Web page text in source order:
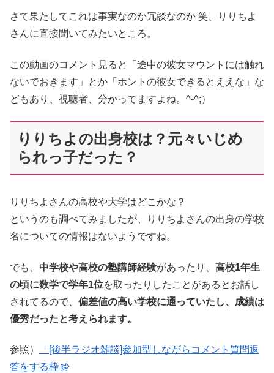
さて果たしてこれは事実なのか冗談なのか 笑、りりちよ
さんに直接聞いてみたいところ。
この動画のコメント見ると「途中の彼女マウントには触れ
ないでおきます」とか「ホントの彼女できるとええな」な
どもあり、視聴者、分かってますよね。^-^;）
りりちよの出身校は？元々いじめ
られっ子だった？
りりちよさんの高校や大学はどこかな？
というのも調べてみましたが、りりちよさんの出身の学校
名についての情報はないようですね。
でも、 中学校や高校の塾講師経験があったり、 高校1年生
の頃に数学で学年1位を取ったりしたことがあるとお話し
されてるので、 偏差値の高い学校に通っていたし、成績は
優秀だったと考えられます。
参照）
「[後半ラジオ雑談]参加型しながらコメント質問返
答をする枠